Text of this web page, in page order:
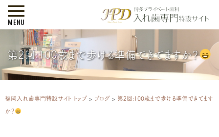
MENU
第2回:100歳まで歩ける準備できてますか？
福岡入れ歯専門特設サイト トップ > ブログ > 第2回:100歳まで歩ける準備できてます
か？